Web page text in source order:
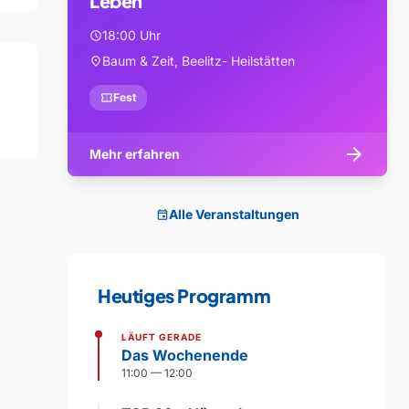
schedule18:00 Uhr
location_onBaum & Zeit, Beelitz- Heilstätten
confirmation_numberFest
Mehr erfahren arrow_forward
eventAlle Veranstaltungen
Heutiges Programm
LÄUFT GERADE
Das Wochenende
11:00 — 12:00